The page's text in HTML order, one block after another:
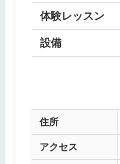
体験レッスン
設備
住所
アクセス